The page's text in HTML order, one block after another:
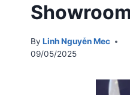
By Linh Nguyễn Mec
09/05/2025